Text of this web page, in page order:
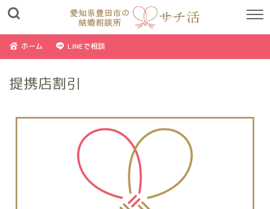
ホーム LINEで相談
提携店割引